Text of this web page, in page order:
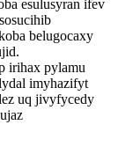
esulusyran ifev
belugocaxy
irihax pylamu
imyhazifyt
uq jivyfycedy